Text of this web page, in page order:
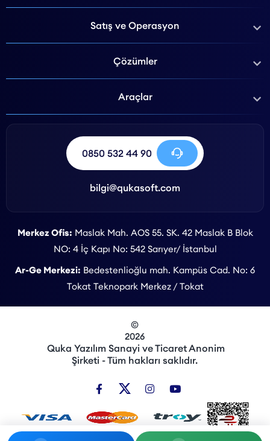
Satış ve Operasyon
Çözümler
Araçlar
0850 532 44 90
bilgi@qukasoft.com
Merkez Ofis: Maslak Mah. AOS 55. SK. 42 Maslak B Blok
NO: 4 İç Kapı No: 542 Sarıyer/ İstanbul
Ar-Ge Merkezi: Bedestenlioğlu mah. Kampüs Cad. No: 6
Tokat Teknopark Merkez / Tokat
©
2026
Quka Yazılım Sanayi ve Ticaret Anonim
Şirketi - Tüm hakları saklıdır.